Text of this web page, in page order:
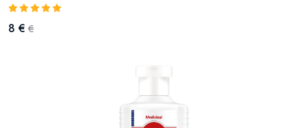
8 € €